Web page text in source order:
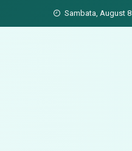
Sambata, August 8